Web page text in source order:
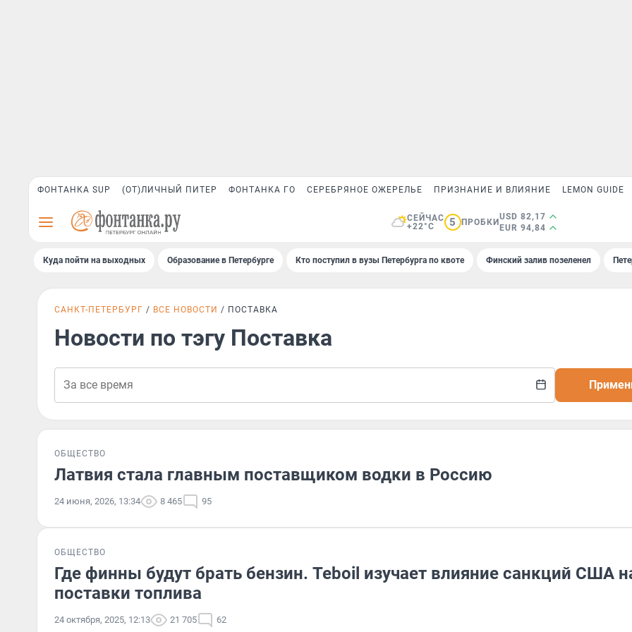
ФОНТАНКА SUP (ОТ)ЛИЧНЫЙ ПИТЕР ФОНТАНКА ГО СЕРЕБРЯНОЕ ОЖЕРЕЛЬЕ ПРИЗНАНИЕ И ВЛИЯНИЕ LEMON GUIDE
СЕЙЧАС
+22°C
5 ПРОБКИ
USD 82,17
EUR 94,84
Куда пойти на выходных Образование в Петербурге Кто поступил в вузы Петербурга по квоте Финский залив позеленел
САНКТ-ПЕТЕРБУРГ ВСЕ НОВОСТИ ПОСТАВКА
Новости по тэгу Поставка
ОБЩЕСТВО
Латвия стала главным поставщиком водки в Россию
24 июня, 2026, 13:34 8 465 95
ОБЩЕСТВО
Где финны будут брать бензин. Teboil изучает влияние санкций США
поставки топлива
24 октября, 2025, 12:13 21 705 62